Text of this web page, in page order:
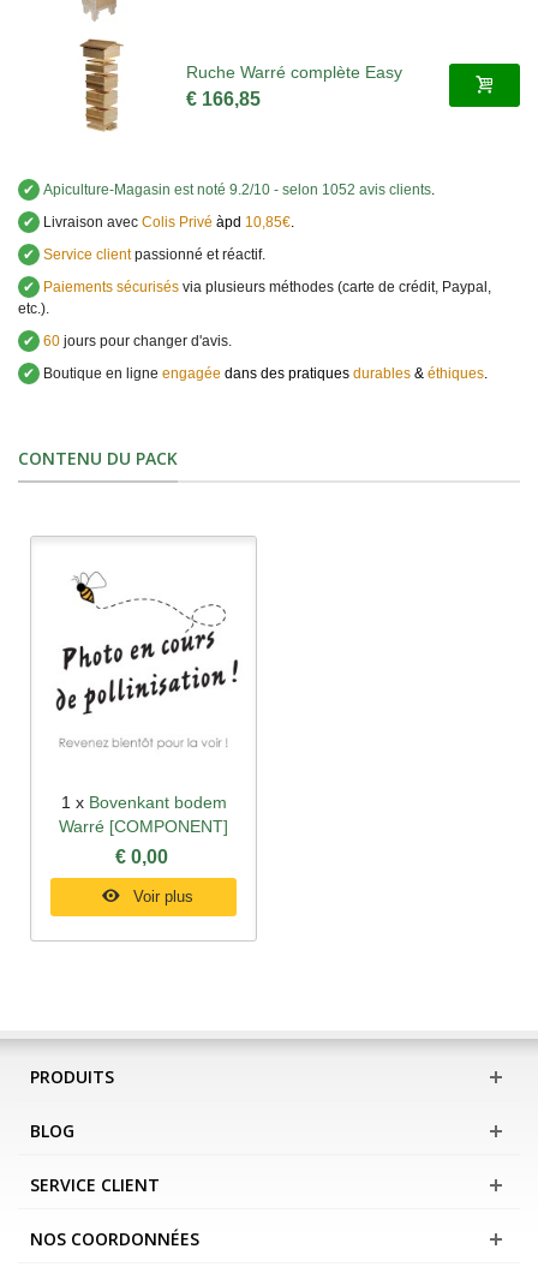
Ruche Warré complète Easy
€ 166,85
✔ Apiculture-Magasin est noté 9.2/10 - selon 1052 avis clients.
✔
Livraison avec Colis Privé àpd 10,85€.
✔ Service clientpassionné et réactif.
✔
Paiements sécurisés via plusieurs méthodes (carte de crédit, Paypal,
etc.).
✔ 60 jours pour changer d'avis.
✔
Boutique en ligne engagée dans des pratiques durables & éthiques.
CONTENU DU PACK
1 x Bovenkant bodem
Warré [COMPONENT]
€ 0,00
Voir plus
PRODUITS
BLOG
SERVICE CLIENT
NOS COORDONNÉES